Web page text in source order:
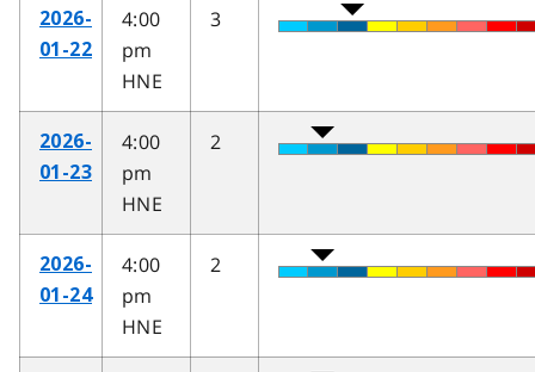
2026-
01-22
4:00
pm
HNE
3
2026-
01-23
4:00
pm
HNE
2
2026-
01-24
4:00
pm
HNE
2